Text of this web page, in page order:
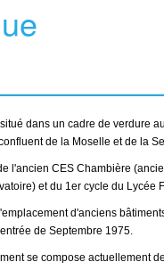
dans un cadre de verdure
de la Moselle et de la
l'ancien CES Chambière
et du 1er cycle du Lycée
d'anciens
de Septembre 1975.
se compose actuellement